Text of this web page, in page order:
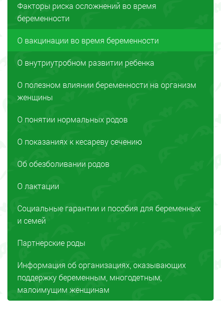
Факторы риска осложнений во время
беременности
О вакцинации во время беременности
О внутриутробном развитии ребенка
О полезном влиянии беременности на организм
женщины
О понятии нормальных родов
О показаниях к кесареву сечению
Об обезболивании родов
О лактации
Социальные гарантии и пособия для беременных
и семей
Партнерские роды
Информация об организациях, оказывающих
поддержку беременным, многодетным,
малоимущим женщинам